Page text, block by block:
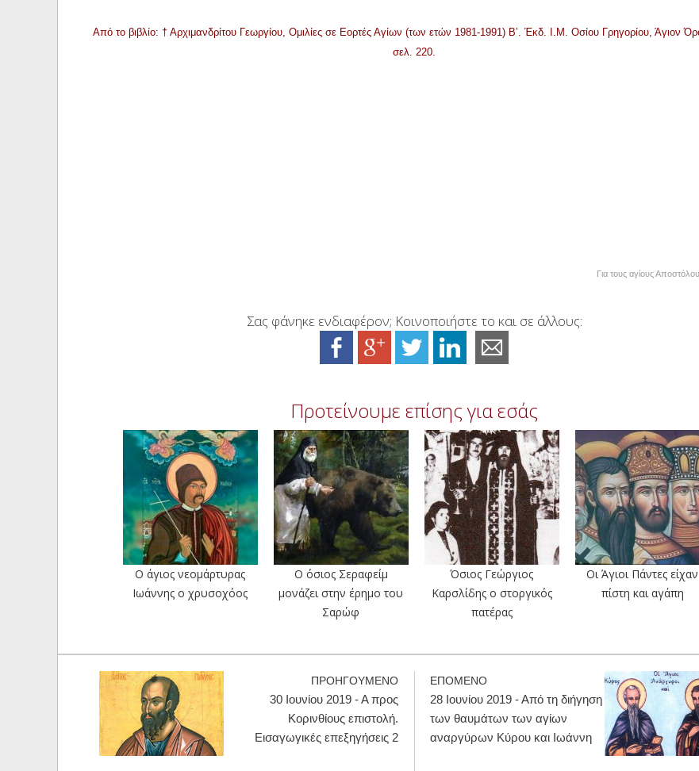
Από το βιβλίο: † Αρχιμανδρίτου Γεωργίου, Ομιλίες σε Εορτές Αγίων (των ετών 1981-1991) Β’. Έκδ. Ι.Μ. Οσίου Γρηγορίου, Άγιον
σελ. 220.
Για τους αγίους
Σας φάνηκε ενδιαφέρον; Κοινοποιήστε το και σε άλλους:
Προτείνουμε επίσης για εσάς
Ο άγιος νεομάρτυρας
Ιωάννης ο χρυσοχόος
Ο όσιος Σεραφείμ
μονάζει στην έρημο του
Σαρώφ
Όσιος Γεώργιος
Καρσλίδης ο στοργικός
πατέρας
Οι Άγιοι Πάντες είχαν
πίστη και αγάπη
ΠΡΟΗΓΟΥΜΕΝΟ
30 Ιουνίου 2019 - Α προς
Κορινθίους επιστολή.
Εισαγωγικές επεξηγήσεις 2
ΕΠΟΜΕΝΟ
28 Ιουνίου 2019 - Από τη διήγηση
των θαυμάτων των αγίων
αναργύρων Κύρου και Ιωάννη